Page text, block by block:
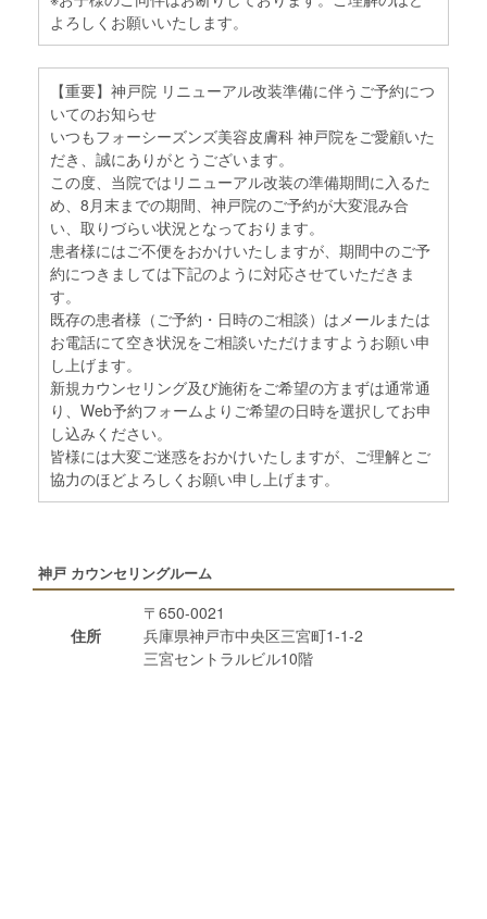
よろしくお願いいたします。
【重要】神戸院 リニューアル改装準備に伴うご予約につ
いてのお知らせ
いつもフォーシーズンズ美容皮膚科 神戸院をご愛顧いた
だき、誠にありがとうございます。
この度、当院ではリニューアル改装の準備期間に入るた
め、8月末までの期間、神戸院のご予約が大変混み合
い、取りづらい状況となっております。
患者様にはご不便をおかけいたしますが、期間中のご予
約につきましては下記のように対応させていただきま
す。
既存の患者様（ご予約・日時のご相談）はメールまたは
お電話にて空き状況をご相談いただけますようお願い申
し上げます。
新規カウンセリング及び施術をご希望の方まずは通常通
り、Web予約フォームよりご希望の日時を選択してお申
し込みください。
皆様には大変ご迷惑をおかけいたしますが、ご理解とご
協力のほどよろしくお願い申し上げます。
神戸 カウンセリングルーム
住所
〒650-0021
兵庫県神戸市中央区三宮町1-1-2
三宮セントラルビル10階